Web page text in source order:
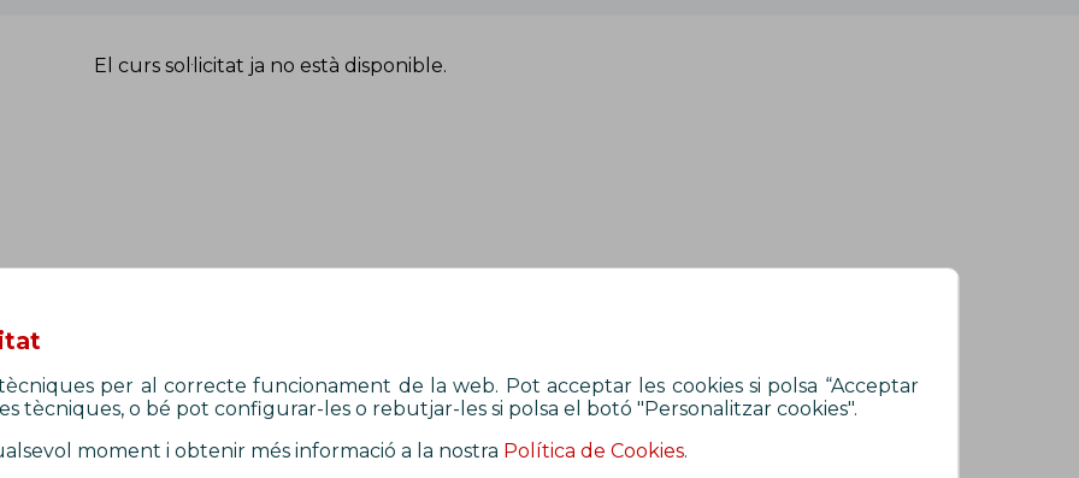
El curs sol·licitat ja no està disponible.
per al correcte funcionament de la web. Pot acceptar les cookies si polsa “Acceptar
tècniques, o bé pot configurar-les o rebutjar-les si polsa el botó "Personalitzar cookies".
moment i obtenir més informació a la nostra Política de Cookies.